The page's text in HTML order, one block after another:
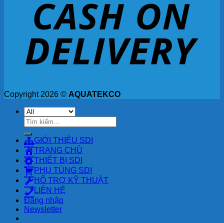
Copyright 2026 © AQUATEKCO
Tìm
kiếm:
GIỚI THIỆU SDI
TRANG CHỦ
THIẾT BỊ SDI
PHỤ TÙNG SDI
HỖ TRỢ KỸ THUẬT
LIÊN HỆ
Đăng nhập
Newsletter